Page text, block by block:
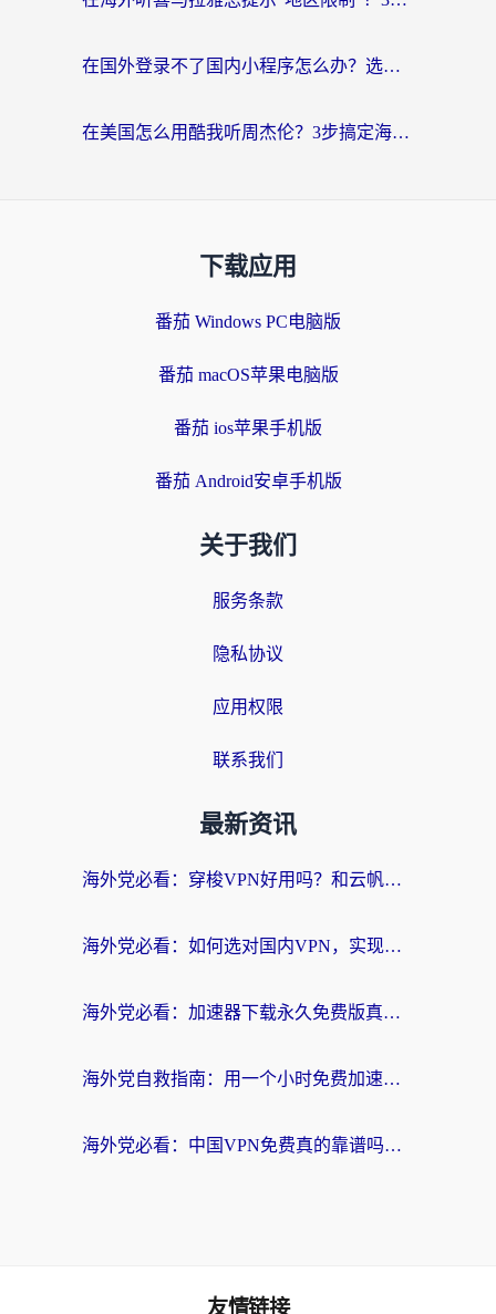
在国外登录不了国内小程序怎么办？选对回国加速器，轻松解锁国内资源
在美国怎么用酷我听周杰伦？3步搞定海外听歌难题
下载应用
番茄 Windows PC电脑版
番茄 macOS苹果电脑版
番茄 ios苹果手机版
番茄 Android安卓手机版
关于我们
服务条款
隐私协议
应用权限
联系我们
最新资讯
海外党必看：穿梭VPN好用吗？和云帆VPN对比哪个回国效果更好？附真实测评+避坑指南
海外党必看：如何选对国内VPN，实现无缝访问国内资源？
海外党必看：加速器下载永久免费版真的存在吗？教你无缝访问国内资源的正确姿势
海外党自救指南：用一个小时免费加速器，轻松打破国内资源访问壁垒？
海外党必看：中国VPN免费真的靠谱吗？手把手教你选对回国加速器
友情链接